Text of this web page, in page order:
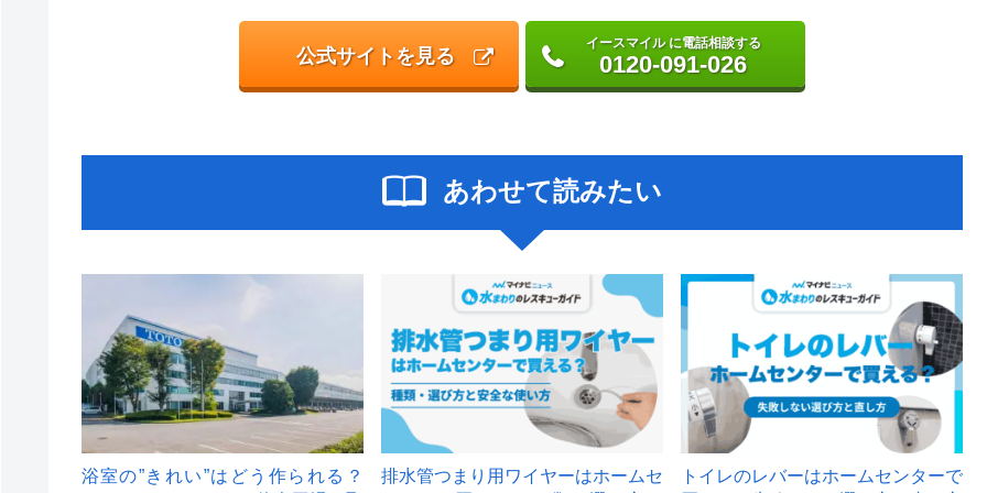
公式サイトを見る
イースマイル に電話相談する
0120-091-026
あわせて読みたい
浴室の”きれい”はどう作られる？
排水管つまり用ワイヤーはホームセ
トイレのレバーはホームセンターで